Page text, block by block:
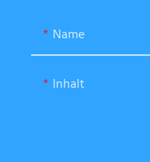
Name
Inhalt